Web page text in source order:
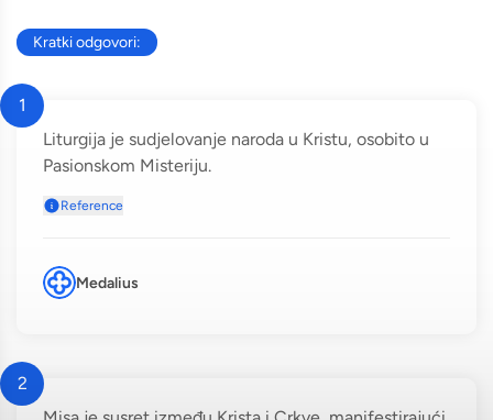
Kratki odgovori:
1
Liturgija je sudjelovanje naroda u Kristu, osobito u
Pasionskom Misteriju.
Reference
Medalius
2